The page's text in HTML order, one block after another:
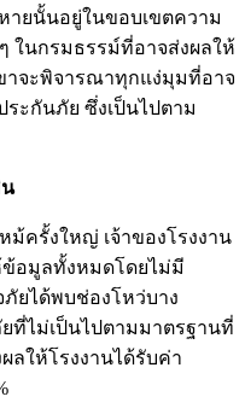
ายนั้นอยู่ในขอบเขตความ
ในกรมธรรม์ที่อาจส่งผลให้
าจะพิจารณาทุกแง่มุมที่อาจ
ะกันภัย ซึ่งเป็นไปตาม
ม้ครั้งใหญ่ เจ้าของโรงงาน
ข้อมูลทั้งหมดโดยไม่มี
ยได้พบช่องโหว่บาง
ที่ไม่เป็นไปตามมาตรฐานที่
ลให้โรงงานได้รับค่า